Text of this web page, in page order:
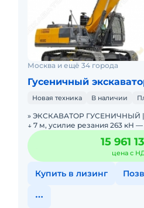
Москва и ещё 34 города
Гусеничный
Новая техника В наличии
» ЭКСКАВАТОР ГУСЕНИЧНЫЙ |
↓ 7 м, усилие резания 263 кН
+ NABTESCO. В НАЛИЧИИ.
15 961
цена с
Купить в лизинг